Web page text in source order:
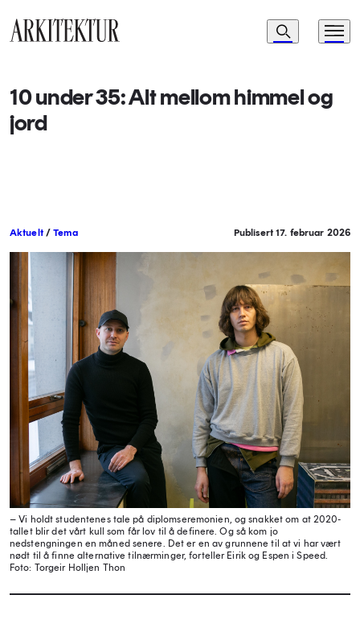
Navigasjon
Søk Meny
10 under 35: Alt mellom himmel og
jord
Aktuelt/Tema Publisert 17. februar 2026
– Vi holdt studentenes tale på diplomseremonien, og snakket om at 2020-
tallet blir det vårt kull som får lov til å definere. Og så kom jo
nedstengningen en måned senere. Det er en av grunnene til at vi har vært
nødt til å finne alternative tilnærminger, forteller Eirik og Espen i Speed.
Foto: Torgeir Holljen Thon